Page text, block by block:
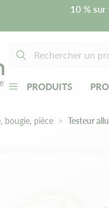
10 %
PRODUITS
bougie, pièce Testeur